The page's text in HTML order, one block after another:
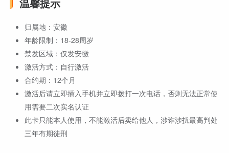
温馨提示
归属地：安徽
年龄限制：18-28周岁
禁发区域：仅发安徽
激活方式：自行激活
合约期：12个月
激活后请立即插入手机并立即拨打一次电话，否则无法正常使
用需要二次实名认证
此卡只能本人使用，不能激活后卖给他人，涉诈涉扰最高判处
三年有期徒刑